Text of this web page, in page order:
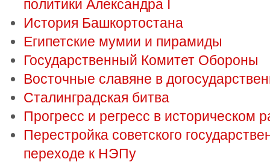
политики Александра I
История Башкортостана
Египетские мумии и пирамиды
Государственный Комитет Обороны
Восточные славяне в
Сталинградская битва
Прогресс и регресс в историческом
Перестройка советского
переходе к НЭПу